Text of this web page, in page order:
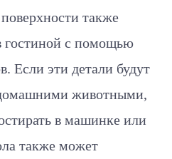
также
гостиной с помощью
Если эти детали будут
животными,
в машинке или
также может